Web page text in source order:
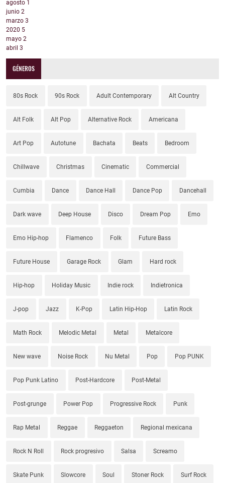
agosto 1
junio 2
marzo 3
2020 5
mayo 2
abril 3
GÉNEROS
80s Rock 90s Rock Adult Contemporary Alt Country
Alt Folk Alt Pop Alternative Rock Americana
Art Pop Autotune Bachata Beats Bedroom
Chillwave Christmas Cinematic Commercial
Cumbia Dance Dance Hall Dance Pop Dancehall
Dark wave Deep House Disco Dream Pop Emo
Emo Hip-hop Flamenco Folk Future Bass
Future House Garage Rock Glam Hard rock
Hip-hop Holiday Music Indie rock Indietronica
J-pop Jazz K-Pop Latin Hip-Hop Latin Rock
Math Rock Melodic Metal Metal Metalcore
New wave Noise Rock Nu Metal Pop Pop PUNK
Pop Punk Latino Post-Hardcore Post-Metal
Post-grunge Power Pop Progressive Rock Punk
Rap Metal Reggae Reggaeton Regional mexicana
Rock N Roll Rock progresivo Salsa Screamo
Skate Punk Slowcore Soul Stoner Rock Surf Rock